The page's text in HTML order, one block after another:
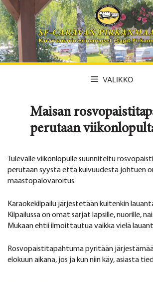
Siirry
sisältöön
VALIKKO
Maisan
perutaan
Tulevalle viikonlopulle suunniteltu
perutaan syystä että kuivuudesta johtuen
maastopalovaroitus.
Karaokekilpailu järjestetään kuitenkin
Kilpailussa on omat sarjat lapsille, nuorille,
Mukaan ehtii ilmoittautua vaikka vielä
Rosvopaistitapahtuma pyritään
elokuun aikana, jos ja kun niin käy, asiasta